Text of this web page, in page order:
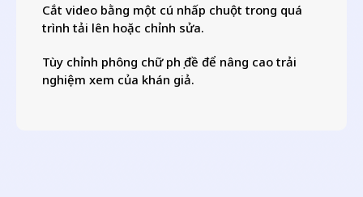
Cắt video bằng một cú nhấp chuột trong quá
trình tải lên hoặc chỉnh sửa.
Tùy chỉnh phông chữ phụ đề để nâng cao trải
nghiệm xem của khán giả.